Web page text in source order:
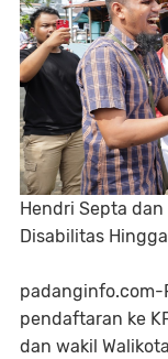
Hendri Septa
Disabilitas
padanginfo.com-
pendaftaran ke
dan wakil